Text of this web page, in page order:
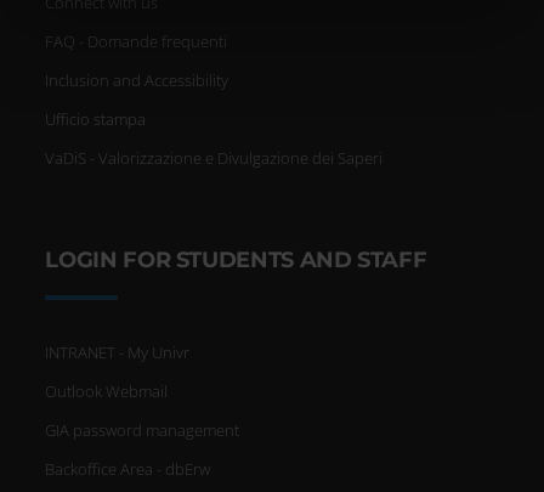
con altre informazioni che hai fornito loro o che hanno
raccolto dal tuo utilizzo dei loro servizi.
FAQ - Domande frequenti
Inclusion and Accessibility
Ufficio stampa
VaDiS - Valorizzazione e Divulgazione dei Saperi
LOGIN FOR STUDENTS AND STAFF
INTRANET - My Univr
Outlook Webmail
GIA password management
Backoffice Area - dbErw